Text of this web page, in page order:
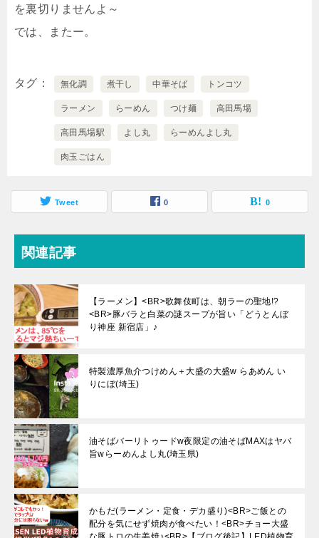
を裏切りませんよ～
では、またー。
タグ 無化調 煮干し 中華そば トンコツ
ラーメン らーめん つけ麺 高田馬場
高田馬場駅 よし丸 らーめんよし丸
肉玉ごはん
Tweet 0 0
関連記事
【ラーメン】<BR>歌舞伎町は、朝ラーの聖地!?
<BR>豚バラと白菜の謎スープが旨い「どうとんぼ
り神座 新宿店」♪
特製濃厚魚介つけめん＋大盛の大盛w らあめん い
りにぼ(埼玉)
油そばバーリトゥードw夜限定の油そばMAXはヤバ
旨wらーめんよし丸(埼玉県)
かもだ(ラーメン・定食・デカ盛り)<BR>ご飯との
配分を気にせず焼肉が食べたい！<BR>チョー大盛